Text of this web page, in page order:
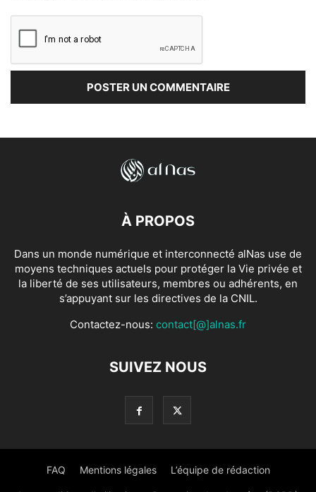
À PROPOS
Dans un monde numérique et interconnecté alNas use de
moyens techniques actuels pour protéger la Vie privée et
la liberté de ses utilisateurs, membres ou adhérents, en
s’appuyant sur les directives de la CNIL.
Contactez-nous: contact[@]alnas.fr
SUIVEZ NOUS
FAQ Mentions légales L’équipe de rédaction